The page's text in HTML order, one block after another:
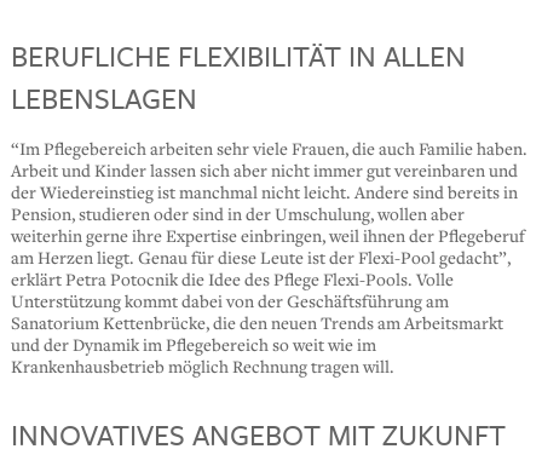
BERUFLICHE FLEXIBILITÄT IN ALLEN
LEBENSLAGEN
“Im Pflegebereich arbeiten sehr viele Frauen, die auch Familie haben.
Arbeit und Kinder lassen sich aber nicht immer gut vereinbaren und
der Wiedereinstieg ist manchmal nicht leicht. Andere sind bereits in
Pension, studieren oder sind in der Umschulung, wollen aber
weiterhin gerne ihre Expertise einbringen, weil ihnen der Pflegeberuf
am Herzen liegt. Genau für diese Leute ist der Flexi-Pool gedacht”,
erklärt Petra Potocnik die Idee des Pflege Flexi-Pools. Volle
Unterstützung kommt dabei von der Geschäftsführung am
Sanatorium Kettenbrücke, die den neuen Trends am Arbeitsmarkt
und der Dynamik im Pflegebereich so weit wie im
Krankenhausbetrieb möglich Rechnung tragen will.
INNOVATIVES ANGEBOT MIT ZUKUNFT